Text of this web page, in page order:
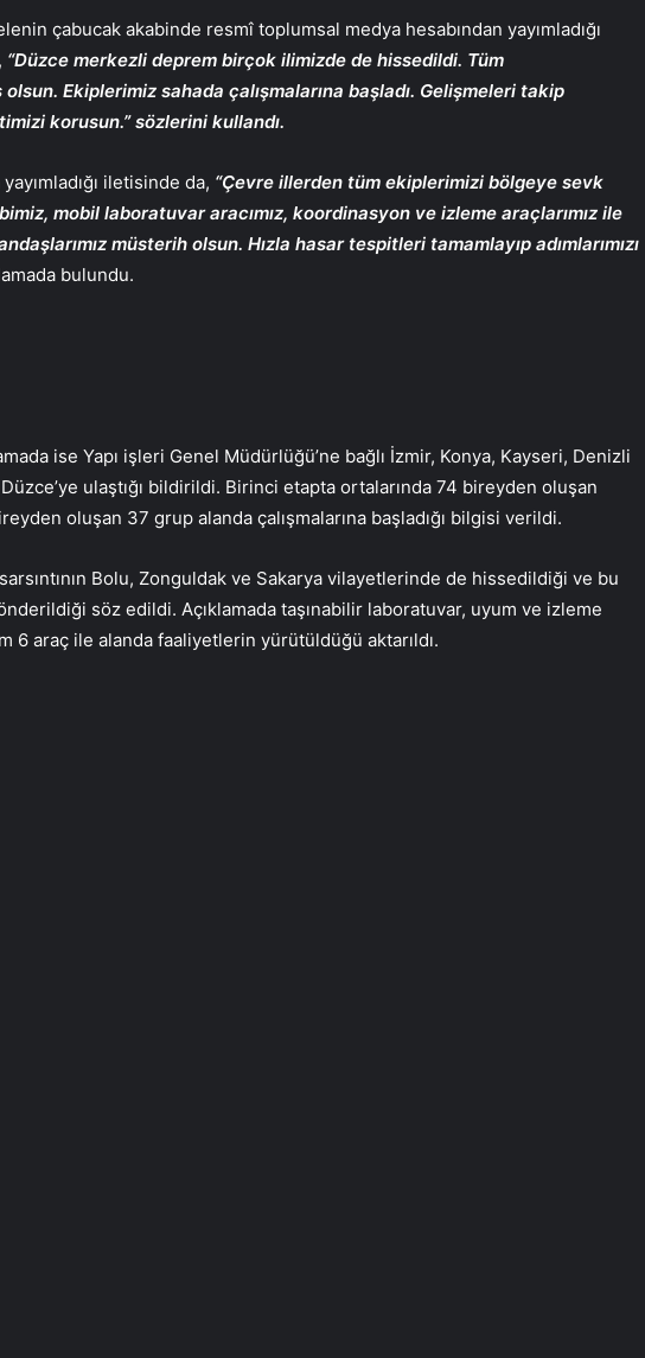
çabucak akabinde resmî toplumsal medya hesabından yayımladığı
“Düzce merkezli deprem birçok ilimizde de hissedildi. Tüm
olsun. Ekiplerimiz sahada çalışmalarına başladı. Gelişmeleri takip
korusun.” sözlerini kullandı.
iletisinde da, “Çevre illerden tüm ekiplerimizi bölgeye sevk
mobil laboratuvar aracımız, koordinasyon ve izleme araçlarımız ile
müsterih olsun. Hızla hasar tespitleri tamamlayıp adımlarımızı
bulundu.
ise Yapı işleri Genel Müdürlüğü’ne bağlı İzmir, Konya, Kayseri, Denizli
ulaştığı bildirildi. Birinci etapta ortalarında 74 bireyden oluşan
oluşan 37 grup alanda çalışmalarına başladığı bilgisi verildi.
Bolu, Zonguldak ve Sakarya vilayetlerinde de hissedildiği ve bu
söz edildi. Açıklamada taşınabilir laboratuvar, uyum ve izleme
6 araç ile alanda faaliyetlerin yürütüldüğü aktarıldı.